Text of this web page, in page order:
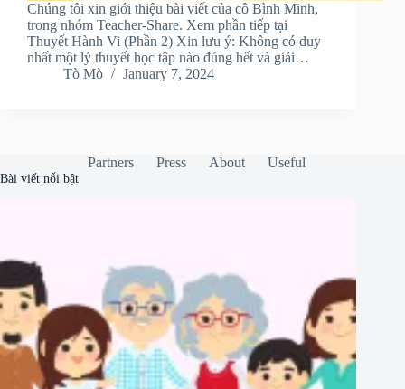
Chúng tôi xin giới thiệu bài viết của cô Bình Minh,
trong nhóm Teacher-Share. Xem phần tiếp tại
Thuyết Hành Vi (Phần 2) Xin lưu ý: Không có duy
nhất một lý thuyết học tập nào đúng hết và giải…
Tò Mò
January 7, 2024
Partners Press About Useful
Bài viết nổi bật